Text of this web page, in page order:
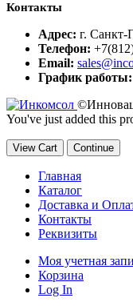
Контакты
Адрес: г. Санкт-
Телефон:
Email:
График работы:
You've just added this
View Cart Continue
Главная
Каталог
Доставка и
Контакты
Реквизиты
Моя учетная
Корзина
Log In